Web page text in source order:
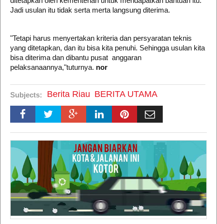
Jadi usulan itu tidak serta merta langsung diterima.
"Tetapi harus menyertakan kriteria dan persyaratan teknis
yang ditetapkan, dan itu bisa kita penuhi. Sehingga usulan kita
bisa diterima dan dibantu pusat anggaran
pelaksanaannya,"tuturnya. nor
Subjects: Berita Riau BERITA UTAMA